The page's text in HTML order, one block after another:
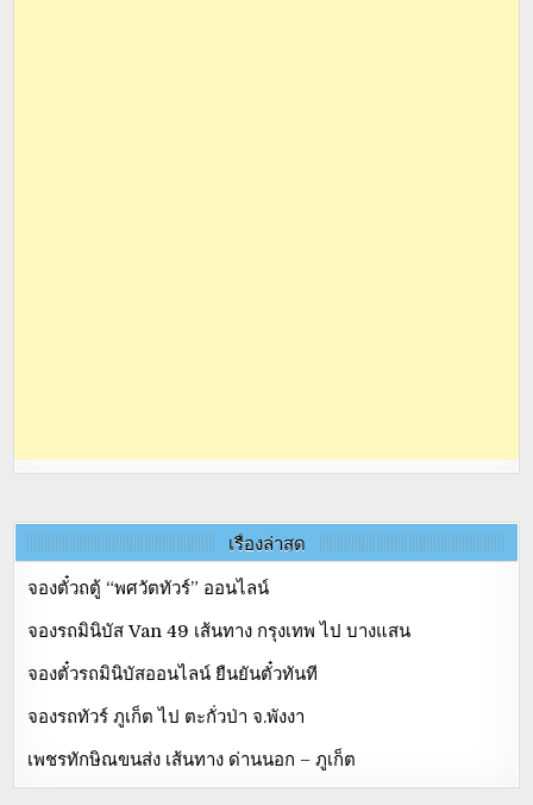
เรื่องล่าสุด
จองตั๋วถตู้ “พศวัตทัวร์” ออนไลน์
จองรถมินิบัส Van 49 เส้นทาง กรุงเทพ ไป บางแสน
จองตั๋วรถมินิบัสออนไลน์ ยืนยันตั๋วทันที
จองรถทัวร์ ภูเก็ต ไป ตะกั่วป่า จ.พังงา
เพชรทักษิณขนส่ง เส้นทาง ด่านนอก – ภูเก็ต